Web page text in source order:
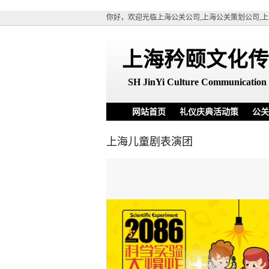
你好，欢迎光临上海公关公司,上海公关策划公司,
上海矜颐文化
SHJinYi Culture
网站首页
礼仪庆典活动策
公
上海儿童剧表演团